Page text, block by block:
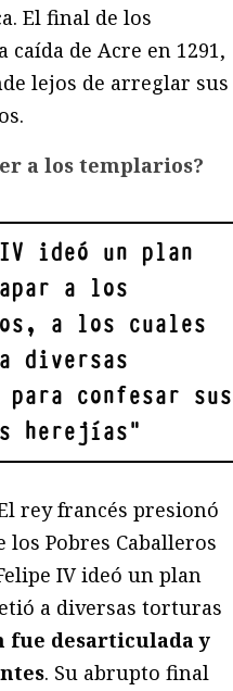
El final de los
de Acre en 1291,
lejos de arreglar sus
a los templarios?
ideó un plan
a los
a los cuales
diversas
confesar sus
herejías"
rey francés presionó
los Pobres Caballeros
IV ideó un plan
a diversas torturas
fue desarticulada y
. Su abrupto final